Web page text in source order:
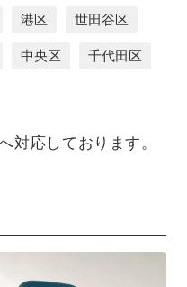
港区 世田谷区
中央区 千代田区
対応しております。